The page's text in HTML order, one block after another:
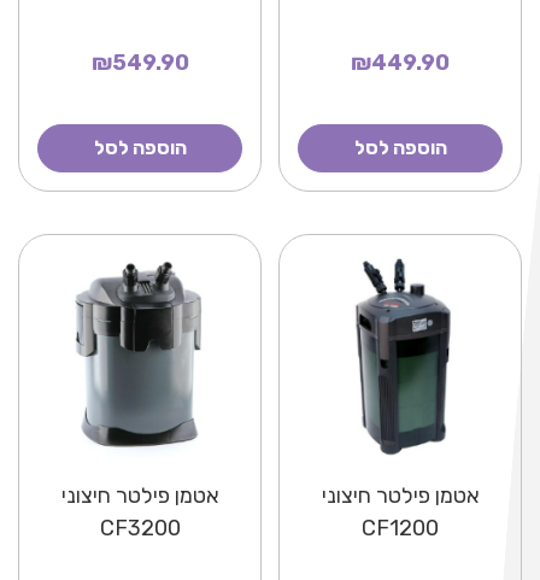
₪449.90
הוספה לסל
₪549.90
הוספה לסל
אטמן פילטר חיצוני
CF1200
אטמן פילטר חיצוני
CF3200